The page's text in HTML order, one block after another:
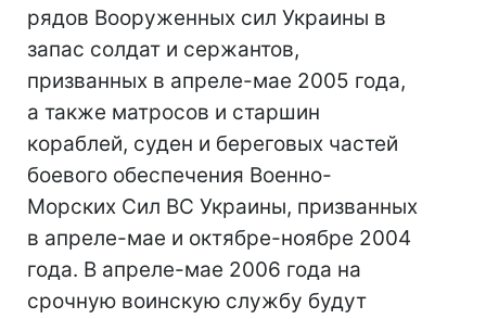
рядов Вооруженных сил Украины в
запас солдат и сержантов,
призванных в апреле-мае 2005 года,
а также матросов и старшин
кораблей, суден и береговых частей
боевого обеспечения Военно-
Морских Сил ВС Украины, призванных
в апреле-мае и октябре-ноябре 2004
года. В апреле-мае 2006 года на
срочную воинскую службу будут